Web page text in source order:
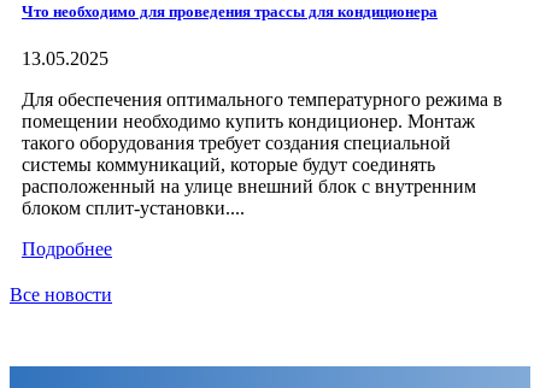
Что необходимо для проведения трассы для кондиционера
13.05.2025
Для обеспечения оптимального температурного режима в
помещении необходимо купить кондиционер. Монтаж
такого оборудования требует создания специальной
системы коммуникаций, которые будут соединять
расположенный на улице внешний блок с внутренним
блоком сплит-установки....
Подробнее
Все новости